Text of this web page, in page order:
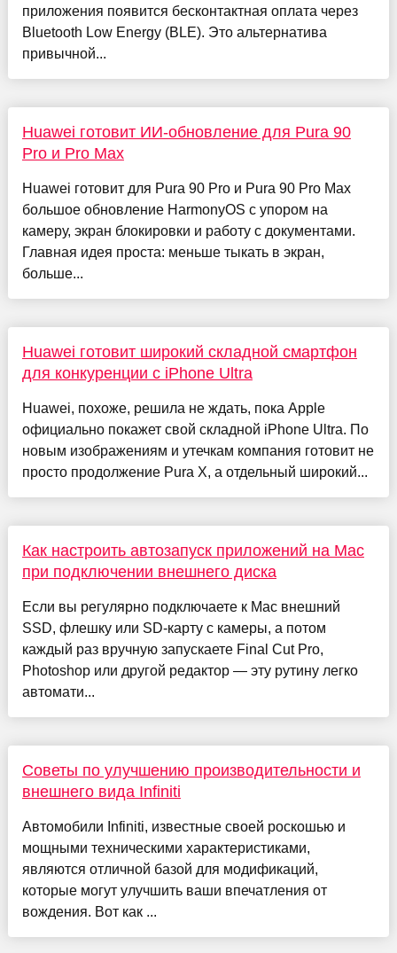
приложения появится бесконтактная оплата через
Bluetooth Low Energy (BLE). Это альтернатива
привычной...
Huawei готовит ИИ-обновление для Pura 90
Pro и Pro Max
Huawei готовит для Pura 90 Pro и Pura 90 Pro Max
большое обновление HarmonyOS с упором на
камеру, экран блокировки и работу с документами.
Главная идея проста: меньше тыкать в экран,
больше...
Huawei готовит широкий складной смартфон
для конкуренции с iPhone Ultra
Huawei, похоже, решила не ждать, пока Apple
официально покажет свой складной iPhone Ultra. По
новым изображениям и утечкам компания готовит не
просто продолжение Pura X, а отдельный широкий...
Как настроить автозапуск приложений на Mac
при подключении внешнего диска
Если вы регулярно подключаете к Mac внешний
SSD, флешку или SD-карту с камеры, а потом
каждый раз вручную запускаете Final Cut Pro,
Photoshop или другой редактор — эту рутину легко
автомати...
Советы по улучшению производительности и
внешнего вида Infiniti
Автомобили Infiniti, известные своей роскошью и
мощными техническими характеристиками,
являются отличной базой для модификаций,
которые могут улучшить ваши впечатления от
вождения. Вот как ...